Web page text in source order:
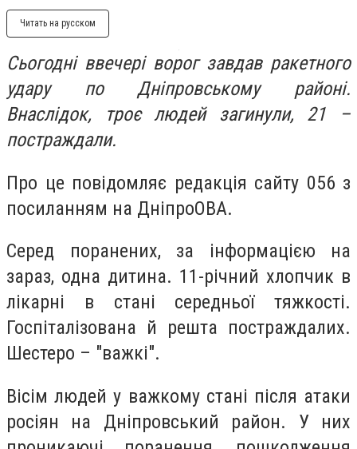
Читать на русском
Сьогодні ввечері ворог завдав ракетного
удару по Дніпровському районі.
Внаслідок, троє людей загинули, 21 –
постраждали.
Про це повідомляє редакція сайту 056 з
посиланням на ДніпроОВА.
Серед поранених, за інформацією на
зараз, одна дитина. 11-річний хлопчик в
лікарні в стані середньої тяжкості.
Госпіталізована й решта постраждалих.
Шестеро – "важкі".
Вісім людей у важкому стані після атаки
росіян на Дніпровський район. У них